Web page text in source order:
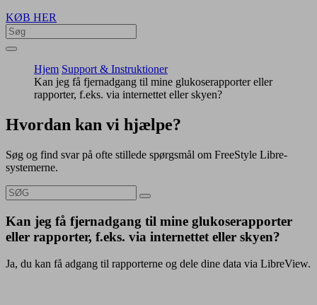
KØB HER
Hjem Support & Instruktioner
Kan jeg få fjernadgang til mine glukoserapporter eller
rapporter, f.eks. via internettet eller skyen?
Hvordan kan vi hjælpe?
Søg og find svar på ofte stillede spørgsmål om FreeStyle Libre-
systemerne.
Kan jeg få fjernadgang til mine glukoserapporter
eller rapporter, f.eks. via internettet eller skyen?
Ja, du kan få adgang til rapporterne og dele dine data via LibreView.